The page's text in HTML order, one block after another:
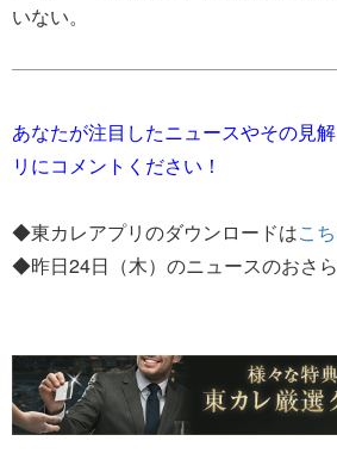
いない。
あなたが注目したニュースやその見
リにコメントください！
◆東カレアプリのダウンロードはこ
◆昨日24日（木）のニュースのおさ